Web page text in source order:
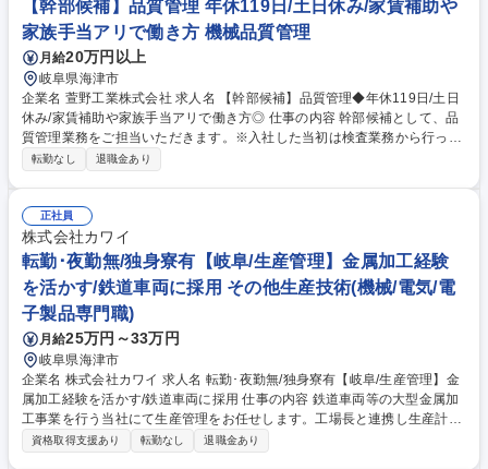
【幹部候補】品質管理 年休119日/土日休み/家賃補助や
家族手当アリで働き方 機械品質管理
月給20万円以上
岐阜県海津市
企業名 萱野工業株式会社 求人名 【幹部候補】品質管理◆年休119日/土日
休み/家賃補助や家族手当アリで働き方◎ 仕事の内容 幹部候補として、品
質管理業務をご担当いただきます。※入社した当初は検査業務から行って
いただきます。知識が付き、慣れてきましたら品質管理・品質保証業務へ
での一連の対応）■社内及び協力工場の品質管理業務、不良及び異常件数
のまとめとその対応■出荷前製品の検査業務（計測器、顕微鏡等使用）■社
内他部署(営業部や製造部など)との連携 募集職種 【幹部候補】品質管理◆
年休119日/土日休み/家賃補助や家族手当アリで働き方◎
転勤なし 退職金あり
正社員
株式会社カワイ
転勤･夜勤無/独身寮有【岐阜/生産管理】金属加工経験
を活かす/鉄道車両に採用 その他生産技術(機械/電気/電
子製品専門職)
月給25万円～33万円
岐阜県海津市
企業名 株式会社カワイ 求人名 転勤･夜勤無/独身寮有【岐阜/生産管理】金
属加工経験を活かす/鉄道車両に採用 仕事の内容 鉄道車両等の大型金属加
工事業を行う当社にて生産管理をお任せします。工場長と連携し生産計画
から工程最適化まで主導。型通りの管理に留まらず、司令塔としてあなた
資格取得支援あり 転勤なし 退職金あり